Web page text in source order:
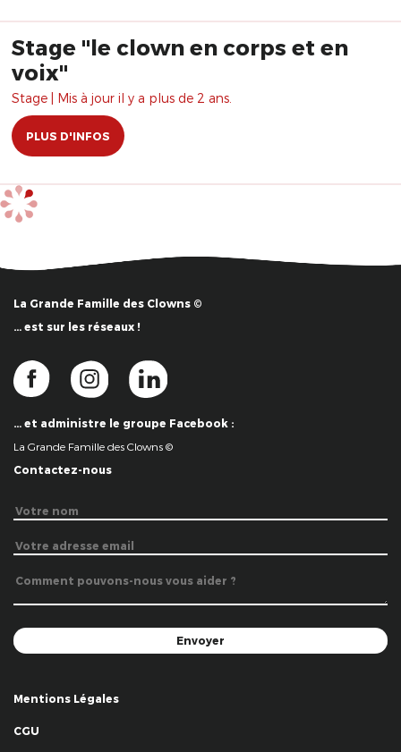
Stage "le clown en corps et en
voix"
Stage | Mis à jour il y a plus de 2 ans.
PLUS D'INFOS
La Grande Famille des Clowns ©
… est sur les réseaux !
… et administre le groupe Facebook :
La Grande Famille des Clowns ©
Contactez-nous
Mentions Légales
CGU